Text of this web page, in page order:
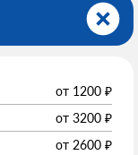
от 1200 ₽
от 3200 ₽
от 2600 ₽